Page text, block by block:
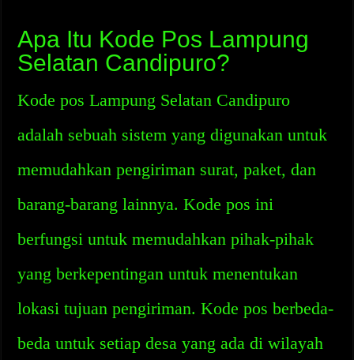
Apa Itu Kode Pos Lampung
Selatan Candipuro?
Kode pos Lampung Selatan Candipuro
adalah sebuah sistem yang digunakan untuk
memudahkan pengiriman surat, paket, dan
barang-barang lainnya. Kode pos ini
berfungsi untuk memudahkan pihak-pihak
yang berkepentingan untuk menentukan
lokasi tujuan pengiriman. Kode pos berbeda-
beda untuk setiap desa yang ada di wilayah